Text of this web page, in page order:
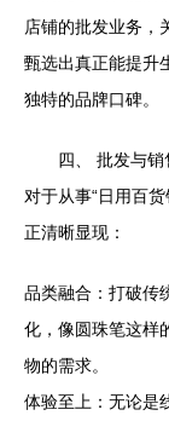
店铺的批发业务，
甄选出真正能提升
独特的品牌口碑。
四、 批发与
对于从事“日用百
正清晰显现：
品类融合：打破传
化，像圆珠笔这样
物的需求。
体验至上：无论是